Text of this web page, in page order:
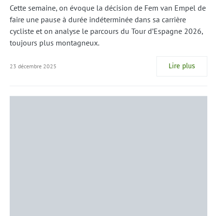
Cette semaine, on évoque la décision de Fem van Empel de
faire une pause à durée indéterminée dans sa carrière
cycliste et on analyse le parcours du Tour d’Espagne 2026,
toujours plus montagneux.
23 décembre 2025 Lire plus